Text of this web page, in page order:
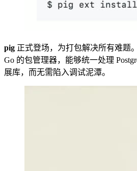
pig 正式登场，为打包解决所有难题
Go 的包管理器，能够统一处理
展库，而无需陷入调试泥潭。